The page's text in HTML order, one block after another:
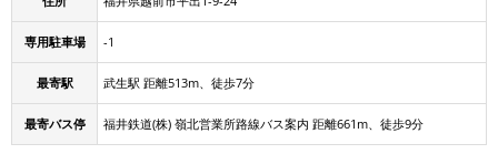
専用駐車場 -1
最寄駅 武生駅 距離513m、徒歩7分
最寄バス停 福井鉄道(株) 嶺北営業所路線バス案内 距離661m、徒歩9分